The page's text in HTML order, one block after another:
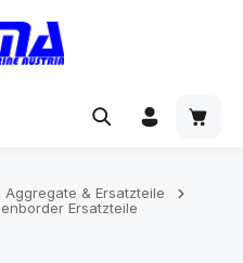
Aggregate & Ersatzteile
Ersatzteile